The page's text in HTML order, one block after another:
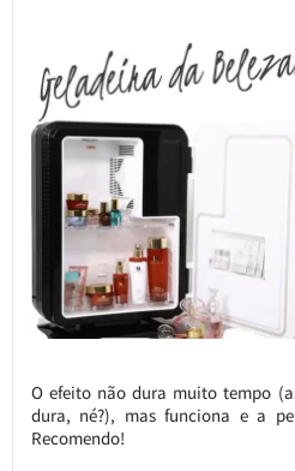
O efeito não dura muito tempo
dura, né?), mas funciona e a
Recomendo!